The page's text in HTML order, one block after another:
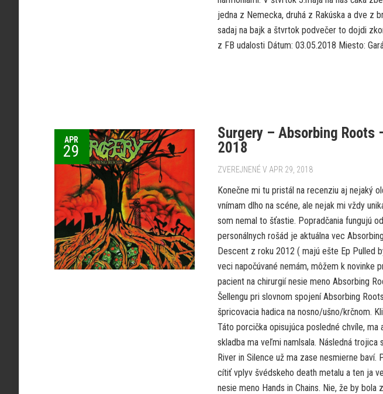
jedna z Nemecka, druhá z Rakúska a dve z
sadaj na bajk a štvrtok podvečer to dojdi
z FB udalosti Dátum: 03.05.2018 Miesto:
APR
29
Surgery – Absorbing Roots
2018
ZVEREJNENÉ V APR 29, 2018
Konečne mi tu pristál na recenziu aj nejaký
vnímam dlho na scéne, ale nejak mi vždy
som nemal to šťastie. Popradčania fungujú
personálnych rošád je aktuálna vec
Descent z roku 2012 ( majú ešte Ep Pulled
veci napočúvané nemám, môžem k novinke
pacient na chirurgií nesie meno Absorbing
Šellengu pri slovnom spojení Absorbing
špricovacia hadica na nosno/ušno/krčnom.
Táto porcička opisujúca posledné chvíle,
skladba ma veľmi namlsala. Následná
River in Silence už ma zase nesmierne
cítiť vplyv švédskeho death metalu a ten ja
nesie meno Hands in Chains. Nie, že by